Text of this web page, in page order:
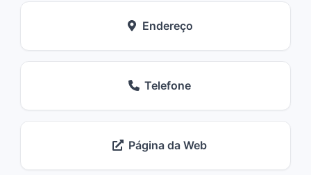
Endereço
Telefone
Página da Web